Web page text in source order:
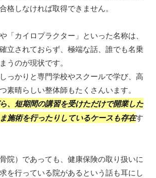
格しなければ取得できません。
「カイロプラクター」といった名称は、
立されておらず、極端な話、誰でも名乗
うのが現状です。
っかりと専門学校やスクールで学び、高
素晴らしい整体師もたくさんいます。
、短期間の講習を受けただけで開業した
施術を行ったりしているケースも存在す
院）であっても、健康保険の取り扱いに
を行っている院があるという話も耳にし